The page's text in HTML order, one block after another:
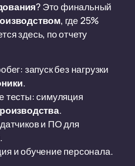
? Это финальный
, где 25%
здесь, по отчету
запуск без нагрузки
.
тесты: симуляция
.
и ПО для
.
и обучение персонала.